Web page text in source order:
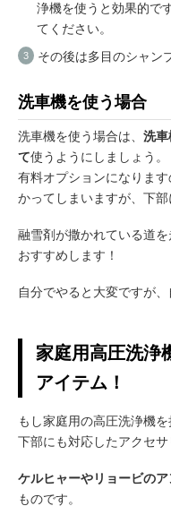
浄機を使うと効果的で
てください。
その後は多目のシャン
洗車機を使う場合
洗車機を使う場合は、 洗車
て使うようにしましょう。
有料オプションになりま
かってしまいますが、下部
融雪剤が撒かれている道
おすすめします！
自分でやると大変ですが
家庭用高圧洗浄
アイテム！
もし家庭用の高圧洗浄機
下部にも対応したアクセサ
ケルヒャーやリョービの
ものです。